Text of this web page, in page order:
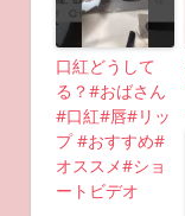
口紅どうして
る？#おばさん
#口紅#唇#リッ
プ #おすすめ#
オススメ#ショ
ートビデオ